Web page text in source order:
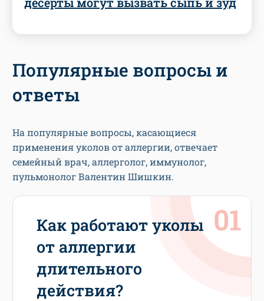
Популярные вопросы и
ответы
На популярные вопросы, касающиеся
применения уколов от аллергии, отвечает
семейный врач, аллерголог, иммунолог,
пульмонолог Валентин Шишкин.
Как работают уколы
от аллергии
длительного
действия?